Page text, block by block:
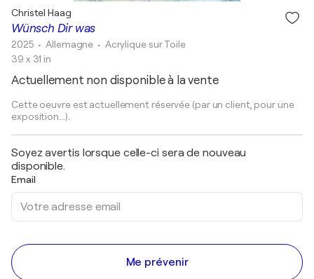
Wünsch Dir was
Christel Haag
2025 • Allemagne • Acrylique sur Toile
39 x 31 in
Actuellement non disponible à la vente
Cette oeuvre est actuellement réservée (par un client, pour une
exposition...).
Soyez avertis lorsque celle-ci sera de nouveau
disponible.
Email
Me prévenir